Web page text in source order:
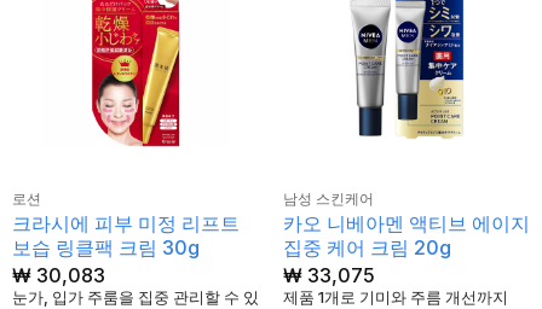
로션
크라시에 피부 미정 리프트
보습 링클팩 크림 30g
₩30,083
눈가, 입가 주룸을 집중 관리할 수 있
남성 스킨케어
카오 니베아멘 액티브 에이지
집중 케어 크림 20g
₩33,075
제품 1개로 기미와 주름 개선까지